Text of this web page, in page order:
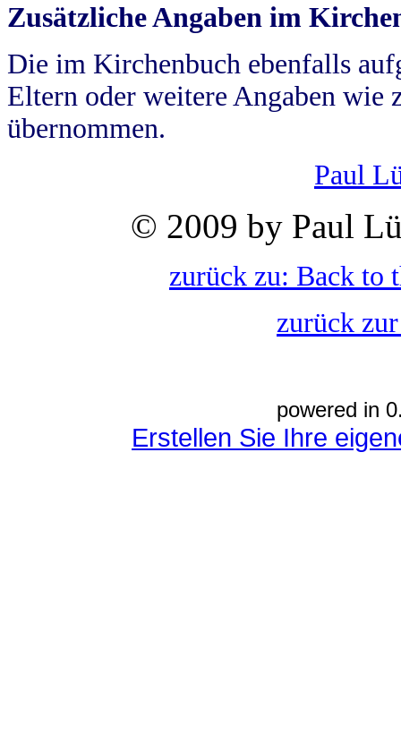
Zusätzliche Angaben im
Die im Kirchenbuch ebenfalls
Eltern oder weitere Angaben wie
übernommen.
Paul
© 2009 by Paul
zurück zu: Back to
zurück
powered in
Erstellen Sie Ihre